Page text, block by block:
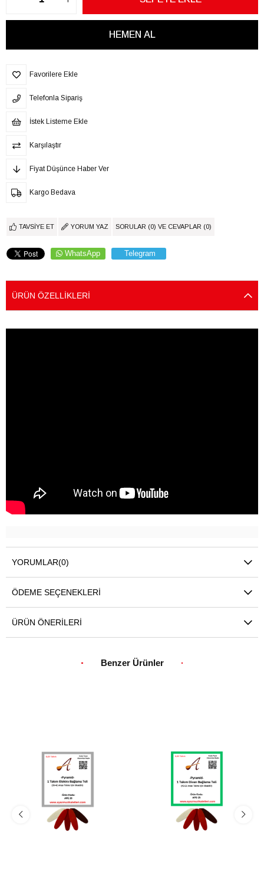
Favorilere Ekle
Telefonla Sipariş
İstek Listeme Ekle
Karşılaştır
Fiyat Düşünce Haber Ver
Kargo Bedava
TAVSIYE ET YORUM YAZ SORULAR (0) VE CEVAPLAR (0)
WhatsApp Telegram
ÜRÜN ÖZELLIKLERI
YORUMLAR(0)
ÖDEME SEÇENEKLERI
ÜRÜN ÖNERILERI
Benzer Ürünler